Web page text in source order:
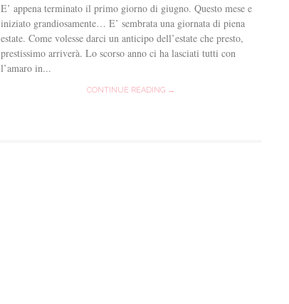
E’ appena terminato il primo giorno di giugno. Questo mese e
iniziato grandiosamente… E’ sembrata una giornata di piena
estate. Come volesse darci un anticipo dell’estate che presto,
prestissimo arriverà. Lo scorso anno ci ha lasciati tutti con
l’amaro in...
CONTINUE READING →